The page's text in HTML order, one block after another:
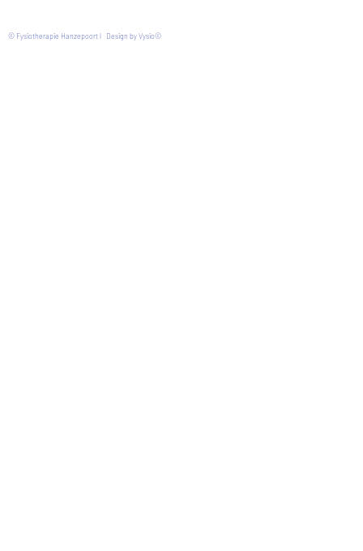
© Fysiotherapie Hanzepoort l Design by Vysio©